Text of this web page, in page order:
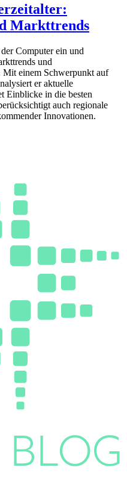
Markttrends
Computer ein und
und
Mit einem Schwerpunkt auf
er aktuelle
Einblicke in die besten
auch regionale
Innovationen.